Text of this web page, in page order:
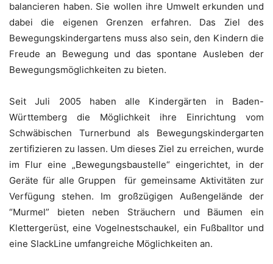
balancieren haben. Sie wollen ihre Umwelt erkunden und
dabei die eigenen Grenzen erfahren. Das Ziel des
Bewegungskindergartens muss also sein, den Kindern die
Freude an Bewegung und das spontane Ausleben der
Bewegungsmöglichkeiten zu bieten.
Seit Juli 2005 haben alle Kindergärten in Baden-
Württemberg die Möglichkeit ihre Einrichtung vom
Schwäbischen Turnerbund als Bewegungskindergarten
zertifizieren zu lassen. Um dieses Ziel zu erreichen, wurde
im Flur eine „Bewegungsbaustelle“ eingerichtet, in der
Geräte für alle Gruppen für gemeinsame Aktivitäten zur
Verfügung stehen. Im großzügigen Außengelände der
“Murmel” bieten neben Sträuchern und Bäumen ein
Klettergerüst, eine Vogelnestschaukel, ein Fußballtor und
eine SlackLine umfangreiche Möglichkeiten an.